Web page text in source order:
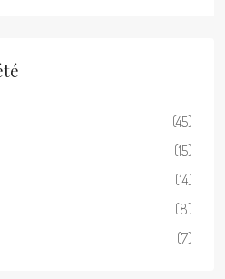
(45)
(15)
(14)
(8)
(7)